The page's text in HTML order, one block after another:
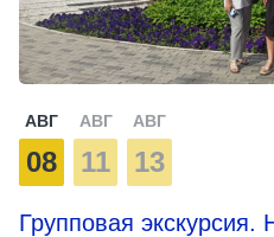
АВГ
08
АВГ
11
АВГ
13
Групповая